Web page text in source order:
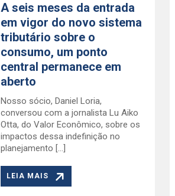
A seis meses da entrada
em vigor do novo sistema
tributário sobre o
consumo, um ponto
central permanece em
aberto
Nosso sócio, Daniel Loria,
conversou com a jornalista Lu Aiko
Otta, do Valor Econômico, sobre os
impactos dessa indefinição no
planejamento […]
LEIA MAIS